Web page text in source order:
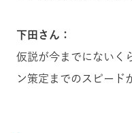
下田さん：
仮説が今までにないく
ン策定までのスピード